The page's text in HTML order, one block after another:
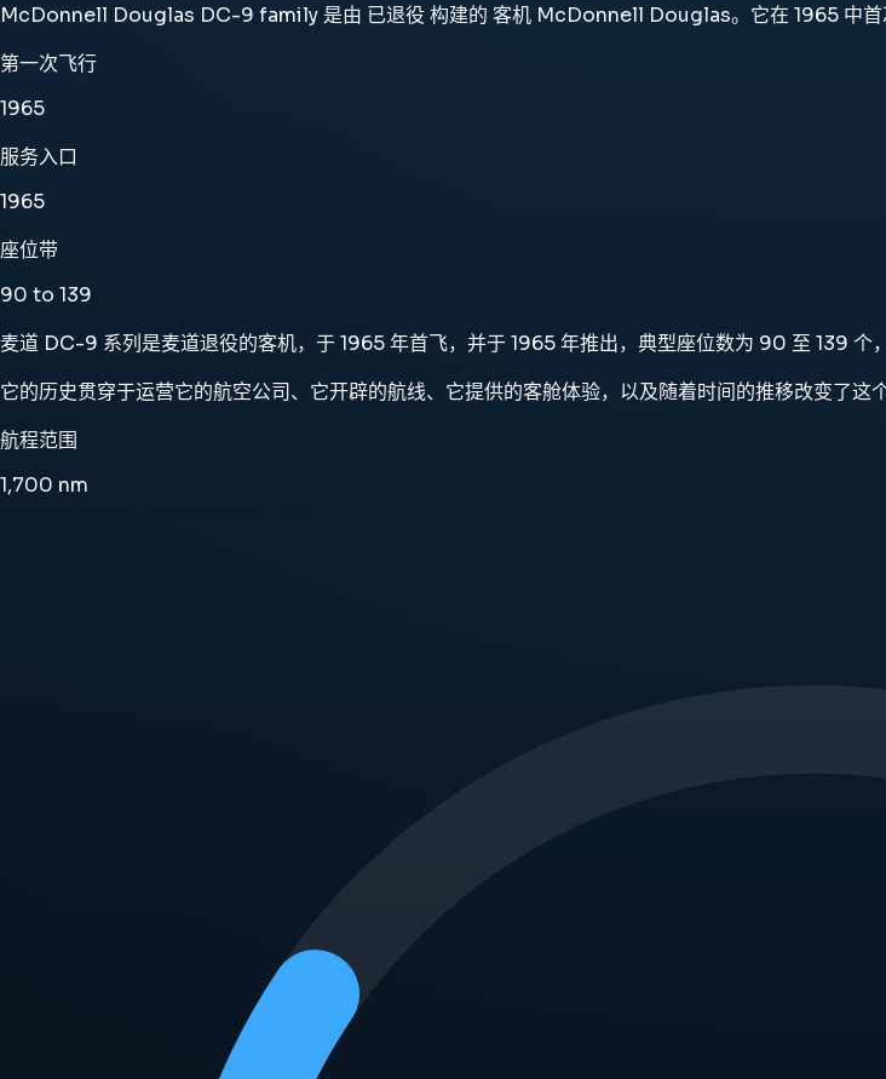
McDonnell Douglas DC-9 family 是由 已退役 构建的 客机 McDonnell Douglas。它在 1965 中首
第一次飞行
1965
服务入口
1965
座位带
90 to 139
麦道 DC-9 系列是麦道退役的客机，于 1965 年首飞，并于 1965 年推出，典型座位数为 90 至 139 个
它的历史贯穿于运营它的航空公司、它开辟的航线、它提供的客舱体验，以及随着时间的推移改变了这
航程范围
1,700 nm